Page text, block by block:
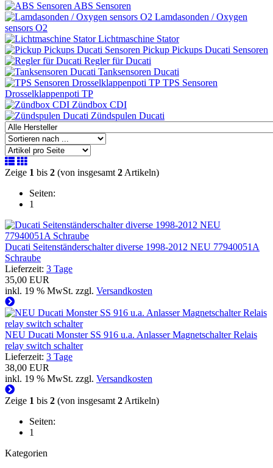
ABS Sensoren
Lamdasonden / Oxygen
sensors O2
Lichtmaschine Stator
Pickup Pickups Ducati Sensoren
Regler für Ducati
Tanksensoren Ducati
TPS Sensoren
Drosselklappenpoti TP
Zündbox CDI
Zündspulen Ducati
Zeige 1 bis 2 (von insgesamt2Artikeln)
Seiten:
1
Ducati Seitenständerschalter diverse 1998-2012 NEU 77940051A
Schraube
Lieferzeit: 3 Tage
35,00 EUR
inkl. 19 % MwSt. zzgl. Versandkosten
NEU Ducati Monster SS 916 u.a. Anlasser Magnetschalter Relais
relay switch schalter
Lieferzeit: 3 Tage
38,00 EUR
inkl. 19 % MwSt. zzgl. Versandkosten
Zeige 1 bis 2 (von insgesamt2Artikeln)
Seiten:
1
Kategorien